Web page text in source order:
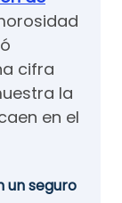
cifra
la
en el
un seguro